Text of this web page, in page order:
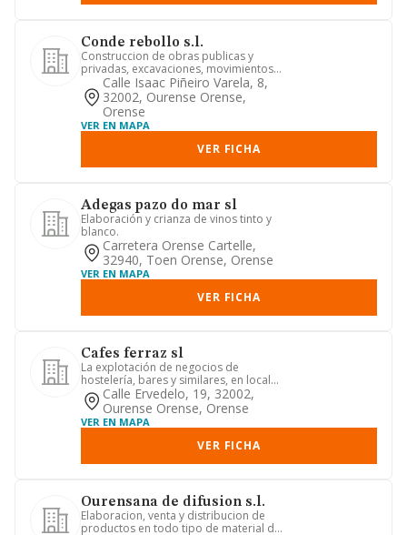
Conde rebollo s.l.
Construccion de obras publicas y
privadas, excavaciones, movimientos
de tierras y parcelaciones. ca...
Calle Isaac Piñeiro Varela, 8,
32002, Ourense Orense,
Orense
VER EN MAPA
VER FICHA
Adegas pazo do mar sl
Elaboración y crianza de vinos tinto y
blanco.
Carretera Orense Cartelle,
32940, Toen Orense, Orense
VER EN MAPA
VER FICHA
Cafes ferraz sl
La explotación de negocios de
hostelería, bares y similares, en locales
propios o ajenos.
Calle Ervedelo, 19, 32002,
Ourense Orense, Orense
VER EN MAPA
VER FICHA
Ourensana de difusion s.l.
Elaboracion, venta y distribucion de
productos en todo tipo de material de